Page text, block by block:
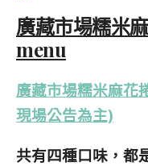
廣藏市場糯米
menu
廣藏市場糯米麻花
現場公告為主)
共有四種口味，都